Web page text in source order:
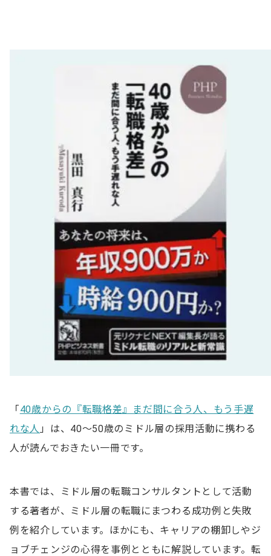
「40歳からの『転職格差』まだ間に合う人、もう手遅
れな人 」は、40～50歳のミドル層の採用活動に携わる
人が読んでおきたい一冊です。
本書では、ミドル層の転職コンサルタントとして活動
する著者が、ミドル層の転職にまつわる成功例と失敗
例を紹介しています。ほかにも、キャリアの棚卸しやジ
ョブチェンジの心得を事例とともに解説しています。転